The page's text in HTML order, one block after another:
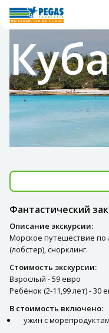
Фантастический
Описание экскурсии:
Морское путешествие по
(лобстер), снорклинг.
Стоимость экскурсии:
Взрослый - 59 евро
Ребёнок (2-11,99 лет) - 30
В стоимость включено:
ужин с